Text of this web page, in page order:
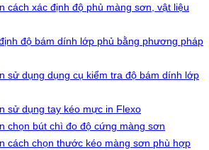
cách xác định độ phủ màng sơn, vật liệu
độ bám dính lớp phủ bằng phương pháp
sử dụng dụng cụ kiểm tra độ bám dính lớp
sử dụng tay kéo mực in Flexo
chọn bút chì đo độ cứng màng sơn
cách chọn thước kéo màng sơn phù hợp